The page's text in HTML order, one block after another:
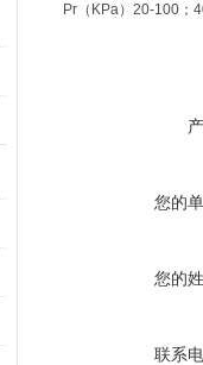
Pr（KPa）20-100；
您的
您的
联系